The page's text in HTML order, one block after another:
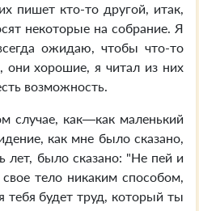
пишет кто-то другой, итак,
некоторые на собрание. Я
ожидаю, чтобы что-то
они хорошие, я читал из них
возможность.
случае, как—как маленький
как мне было сказано,
лет, было сказано: "Не пей и
тело никаким способом,
тебя будет труд, который ты